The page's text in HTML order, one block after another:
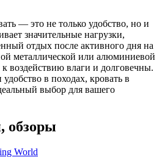
— это не только удобство, но и
значительные нагрузки,
отдых после активного дня на
металлической или алюминиевой
воздействию влаги и долговечны.
в походах, кровать в
выбор для вашего
обзоры